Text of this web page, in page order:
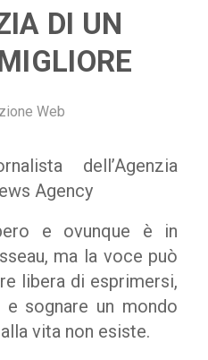
DI UN
Web
dell’Agenzia
Agency
e ovunque è in
ma la voce può
libera di esprimersi,
e sognare un mondo
vita non esiste.